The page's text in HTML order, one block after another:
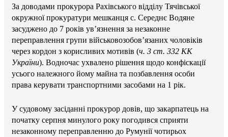
За доводами прокурора Рахівського відділу Тячівської
окружної прокуратури мешканця с. Середнє Водяне
засуджено до 7 років ув’язнення за незаконне
переправлення групи військовозобов’язаних чоловіків
через кордон з корисливих мотивів (ч. 3 ст. 332 КК
України). Водночас ухвалено рішення щодо конфіскації
усього належного йому майна та позбавлення особи
права керувати транспортними засобами на 1 рік.
У судовому засіданні прокурор довів, що закарпатець на
початку серпня минулого року погодився сприяти
незаконному переправленню до Румунії чотирьох